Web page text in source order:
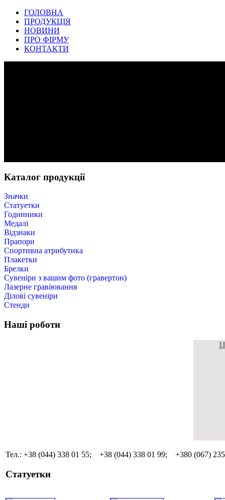
ГОЛОВНА
ПРОДУКЦІЯ
НОВИНИ
ПРО ФІРМУ
КОНТАКТИ
Каталог продукції
Значки
Статуетки
Годинники
Медалі
Відзнаки
Прапори
Спортивна атрибутика
Плакетки
Брелки
Cувеніри з вашим фото (гравертон)
Лазерне гравіювання
Ділові сувеніри
Стенди
Наші роботи
Тел.: +38 (044) 338 01 55; +38 (044) 338 01 99; +380 (067)
Статуетки